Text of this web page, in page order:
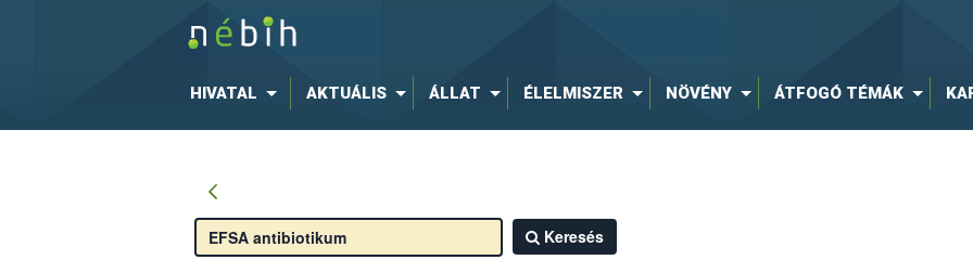
HIVATAL AKTUÁLIS ÁLLAT ÉLELMISZER NÖVÉNY ÁTFOGÓ TÉMÁK
Keresés